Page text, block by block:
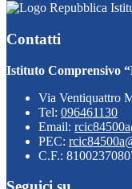
Contatti
Istituto Comprensivo
Via Ventiquattro
Tel: 096461130
Email:
PEC:
C.F.: